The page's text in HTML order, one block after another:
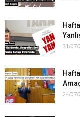
31/07/
24/07/